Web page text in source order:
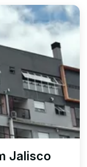
Jalisco